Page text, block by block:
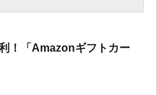
！「Amazonギフトカー